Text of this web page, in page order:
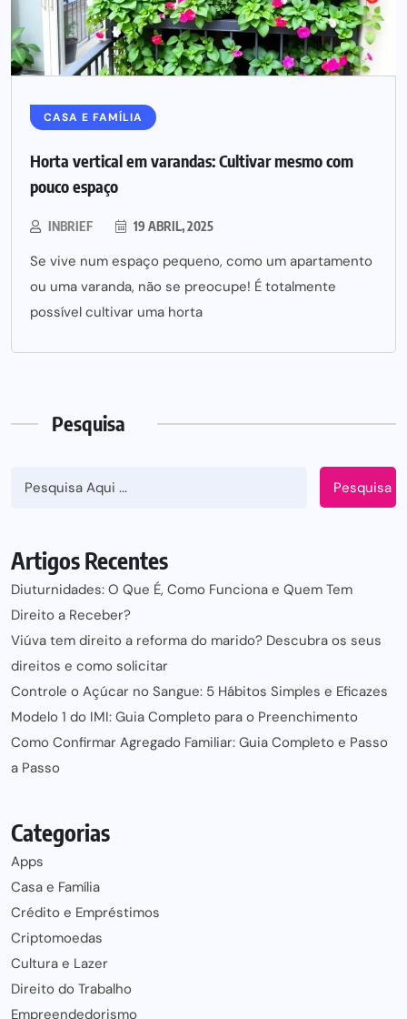
CASA E FAMÍLIA
Horta vertical em varandas: Cultivar mesmo com
pouco espaço
INBRIEF 19 ABRIL, 2025
Se vive num espaço pequeno, como um apartamento
ou uma varanda, não se preocupe! É totalmente
possível cultivar uma horta
Pesquisa
Pesquisa
Artigos Recentes
Diuturnidades: O Que É, Como Funciona e Quem Tem
Direito a Receber?
Viúva tem direito a reforma do marido? Descubra os seus
direitos e como solicitar
Controle o Açúcar no Sangue: 5 Hábitos Simples e Eficazes
Modelo 1 do IMI: Guia Completo para o Preenchimento
Como Confirmar Agregado Familiar: Guia Completo e Passo
a Passo
Categorias
Apps
Casa e Família
Crédito e Empréstimos
Criptomoedas
Cultura e Lazer
Direito do Trabalho
Empreendedorismo